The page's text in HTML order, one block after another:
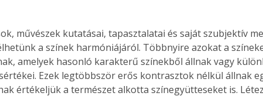
művészek kutatásai, tapasztalatai és saját szubjektív
a színek harmóniájáról. Többnyire azokat a
amelyek hasonló karakterű színekből állnak vagy
Ezek legtöbbször erős kontrasztok nélkül állnak
értékeljük a természet alkotta színegyütteseket is.